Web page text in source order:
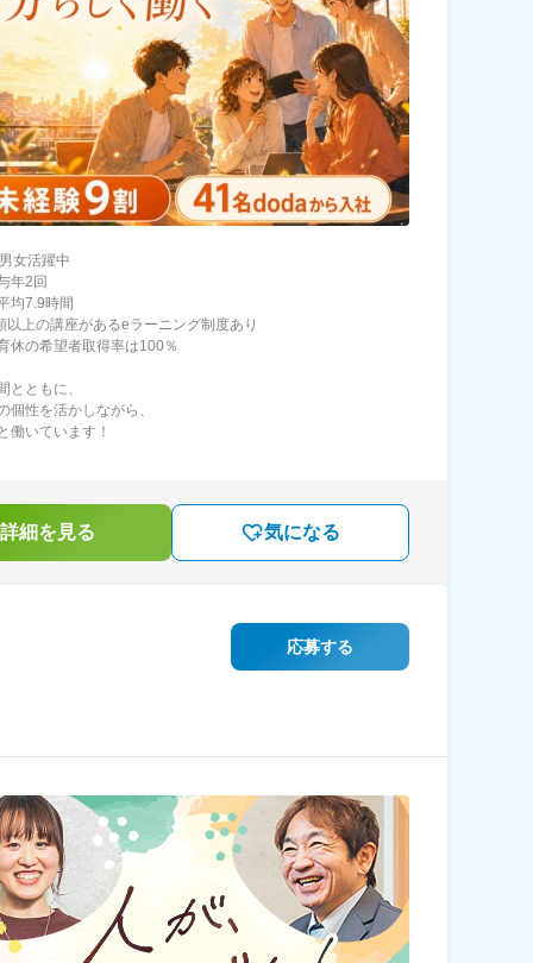
女活躍中
年2回
均7.9時間
以上の講座があるeラーニング制度あり
休の希望者取得率は100％
とともに、
個性を活かしながら、
働いています！
細を見る 気になる
応募する